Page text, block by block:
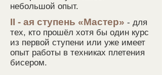
небольшой опыт.
II - ая ступень «Мастер» - для
тех, кто прошёл хотя бы один курс
из первой ступени или уже имеет
опыт работы в техниках плетения
бисером.